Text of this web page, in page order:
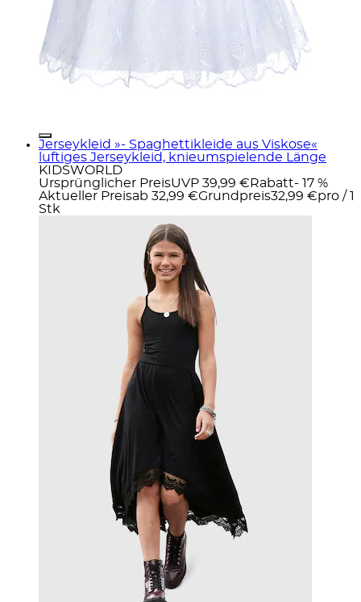
Jerseykleid »- Spaghettikleide aus Viskose«
luftiges Jerseykleid, knieumspielende Länge
KIDSWORLD
Ursprünglicher PreisUVP 39,99 € Rabatt- 17 %
Aktueller Preisab 32,99 €Grundpreis32,99 €pro / 1
Stk